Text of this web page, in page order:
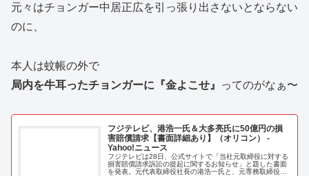
元々はチョンガー中居正広を引っ張り出さないとならない
のに、
本人は蚊帳の外で
局内を牛耳ったチョンガーに『金よこせ』
ってのがなぁ〜
フジテレビ、港浩一氏＆大多亮氏に50億円の損
害賠償請求【書面詳細あり】（オリコン） -
Yahoo!ニュース
フジテレビは28日、公式サイトで「当社元取締役に対する
損害賠償請求訴訟の提起に関するお知らせ」と題した書面
を発表。元代表取締役社長の港浩一氏と、元専務取締役の